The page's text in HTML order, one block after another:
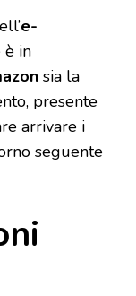
e-
è in
sia la
presente
arrivare i
seguente